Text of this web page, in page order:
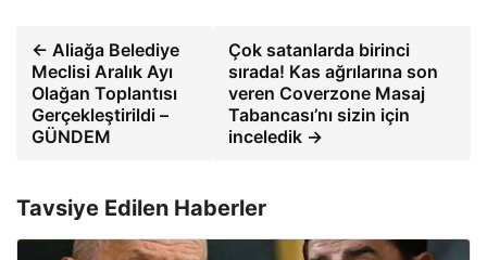
← Aliağa Belediye
Meclisi Aralık Ayı
Olağan Toplantısı
Gerçekleştirildi –
GÜNDEM
Çok satanlarda birinci
sırada! Kas ağrılarına son
veren Coverzone Masaj
Tabancası’nı sizin için
inceledik →
Tavsiye Edilen Haberler